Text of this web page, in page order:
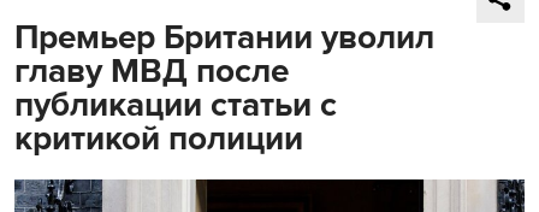
Премьер Британии уволил
главу МВД после
публикации статьи с
критикой полиции